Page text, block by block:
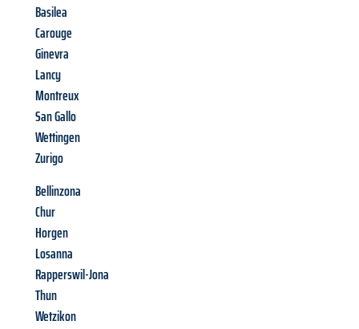
Basilea
Carouge
Ginevra
Lancy
Montreux
San Gallo
Wettingen
Zurigo
Bellinzona
Chur
Horgen
Losanna
Rapperswil-Jona
Thun
Wetzikon